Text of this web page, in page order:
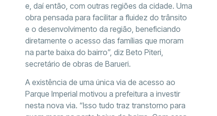
e, daí então, com outras regiões da cidade. Uma
obra pensada para facilitar a fluidez do trânsito
e o desenvolvimento da região, beneficiando
diretamente o acesso das famílias que moram
na parte baixa do bairro”, diz Beto Piteri,
secretário de obras de Barueri.
A existência de uma única via de acesso ao
Parque Imperial motivou a prefeitura a investir
nesta nova via. “Isso tudo traz transtorno para